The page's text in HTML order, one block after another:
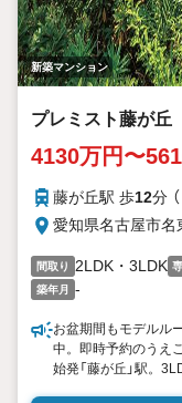
新築マンション
プレミスト藤が丘
4130万円〜
藤が丘駅 歩12分
愛知県名古屋市名
間取り 2LDK・3LDK
築年月 -
お盆期間もモデルル
中。即時予約のうえ
始発「藤が丘」駅。